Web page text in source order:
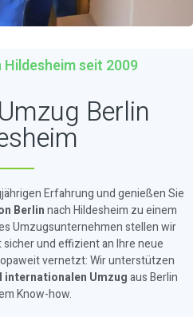
Hildesheim seit 2009
Berlin
Erfahrung und genießen Sie
Berlinnach Hildesheim zu einem
Umzugsunternehmen stellen wir
sicher und effizient an Ihre neue
vernetzt: Wir unterstützen
internationalen Umzugaus Berlin
Know-how.